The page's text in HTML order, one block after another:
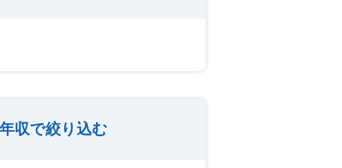
収で絞り込む